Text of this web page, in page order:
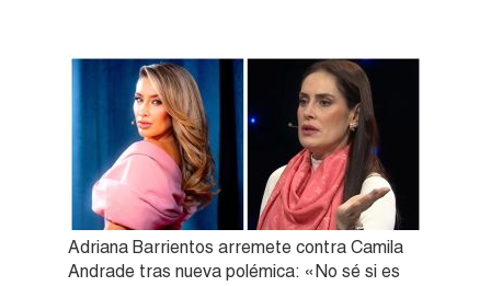
Adriana Barrientos arremete contra Camila
Andrade tras nueva polémica: «No sé si es